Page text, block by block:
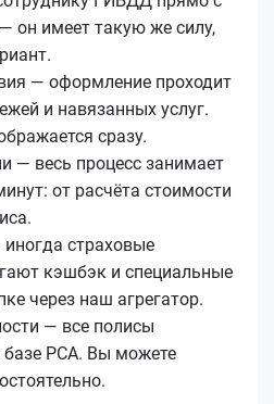
он имеет такую же силу,
— оформление проходит
и навязанных услуг.
сразу.
— весь процесс занимает
от расчёта стоимости
страховые
кэшбэк и специальные
через наш агрегатор.
— все полисы
базе РСА. Вы можете